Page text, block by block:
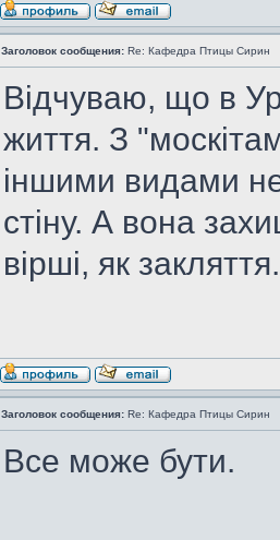
Заголовок сообщения: Re: Кафедра Птицы Сирин
Відчуваю, що в
життя. З
іншими видами
стіну. А вона
вірші, як закляття.
Заголовок сообщения: Re: Кафедра Птицы Сирин
Все може бути.